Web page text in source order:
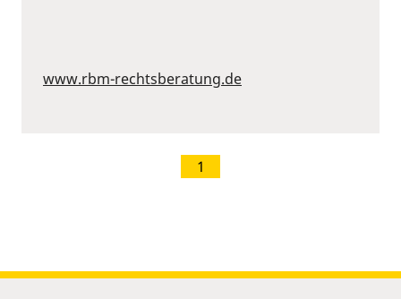
www.rbm-rechtsberatung.de
1